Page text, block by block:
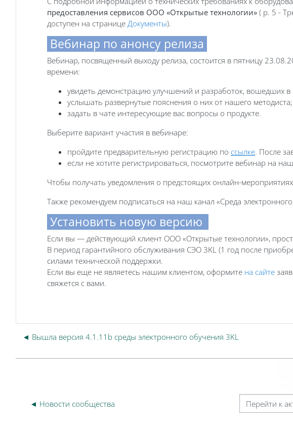
предоставления сервисов ООО «Открытые технологии» ( р. 5 -
доступен на странице Документы).
Вебинар по анонсу релиза
Вебинар, посвященный выходу релиза, состоится в пятницу
времени:
увидеть демонстрацию улучшений и разработок, вошедших в
услышать развернутые пояснения о них от нашего методиста;
задать в чате интересующие вас вопросы о продукте.
Выберите вариант участия в вебинаре:
пройдите предварительную регистрацию по ссылке. После
если не хотите регистрироваться, посмотрите вебинар на
Чтобы получать уведомления о предстоящих онлайн-
Также рекомендуем подписаться на наш канал «Среда
Установить новую версию
Если вы — действующий клиент ООО «Открытые технологии»,
В период гарантийного обслуживания СЭО 3KL (1 год после
силами технической поддержки.
Если вы еще не являетесь нашим клиентом, оформите на сайте
свяжется с вами.
◄ Вышла версия 4.1.11b среды электронного обучения 3KL
◄ Новости сообщества Перейти к